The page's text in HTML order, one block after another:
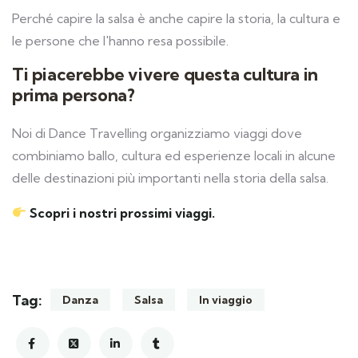
Perché capire la salsa è anche capire la storia, la cultura e
le persone che l'hanno resa possibile.
Ti piacerebbe vivere questa cultura in
prima persona?
Noi di Dance Travelling organizziamo viaggi dove
combiniamo ballo, cultura ed esperienze locali in alcune
delle destinazioni più importanti nella storia della salsa.
Scopri i nostri prossimi viaggi.
Tag: Danza Salsa In viaggio